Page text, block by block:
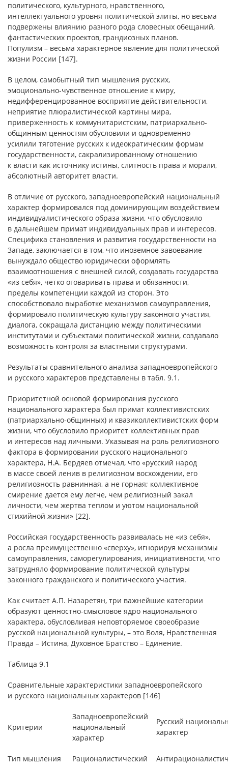
политического, культурного, нравственного,
интеллектуального уровня политической элиты, но весьма
подвержены влиянию разного рода словесных обещаний,
фантастических проектов, грандиозных планов.
Популизм – весьма характерное явление для политической
жизни России [147].
В целом, самобытный тип мышления русских,
эмоционально-чувственное отношение к миру,
недифференцированное восприятие действительности,
неприятие плюралистической картины мира,
приверженность к коммунитаристским, патриархально-
общинным ценностям обусловили и одновременно
усилили тяготение русских к идеократическим формам
государственности, сакрализированному отношению
к власти как источнику истины, слитность права и морали,
абсолютный авторитет власти.
В отличие от русского, западноевропейский национальный
характер формировался под доминирующим воздействием
индивидуалистического образа жизни, что обусловило
в дальнейшем примат индивидуальных прав и интересов.
Специфика становления и развития государственности на
Западе, заключается в том, что иноземное завоевание
вынуждало общество юридически оформлять
взаимоотношения с внешней силой, создавать государства
«из себя», четко оговаривать права и обязанности,
пределы компетенции каждой из сторон. Это
способствовало выработке механизмов самоуправления,
формировало политическую культуру законного участия,
диалога, сокращала дистанцию между политическими
институтами и субъектами политической жизни, создавало
возможность контроля за властными структурами.
Результаты сравнительного анализа западноевропейского
и русского характеров представлены в табл. 9.1.
Приоритетной основой формирования русского
национального характера был примат коллективистских
(патриархально-общинных) и квазиколлективистских форм
жизни, что обусловило приоритет коллективных прав
и интересов над личными. Указывая на роль религиозного
фактора в формировании русского национального
характера, Н.А. Бердяев отмечал, что «русский народ
в массе своей ленив в религиозном восхождении, его
религиозность равнинная, а не горная; коллективное
смирение дается ему легче, чем религиозный закал
личности, чем жертва теплом и уютом национальной
стихийной жизни» [22].
Российская государственность развивалась не «из себя»,
а росла преимущественно «сверху», игнорируя механизмы
самоуправления, саморегулирования, инициативности, что
затрудняло формирование политической культуры
законного гражданского и политического участия.
Как считает А.П. Назаретян, три важнейшие категории
образуют ценностно-смысловое ядро национального
характера, обусловливая неповторяемое своеобразие
русской национальной культуры, – это Воля, Нравственная
Правда – Истина, Духовное Братство – Единение.
Таблица 9.1
Сравнительные характеристики западноевропейского
и русского национальных характеров [146]
Критерии
Западноевропейский
национальный
характер
Русский
характер
Тип мышления Рационалистический